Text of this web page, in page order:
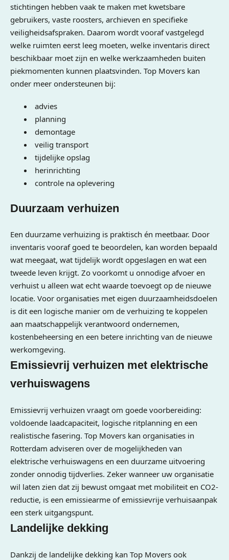
stichtingen hebben vaak te maken met kwetsbare
gebruikers, vaste roosters, archieven en specifieke
veiligheidsafspraken. Daarom wordt vooraf vastgelegd
welke ruimten eerst leeg moeten, welke inventaris direct
beschikbaar moet zijn en welke werkzaamheden buiten
piekmomenten kunnen plaatsvinden. Top Movers kan
onder meer ondersteunen bij:
advies
planning
demontage
veilig transport
tijdelijke opslag
herinrichting
controle na oplevering
Duurzaam verhuizen
Een duurzame verhuizing is praktisch én meetbaar. Door
inventaris vooraf goed te beoordelen, kan worden bepaald
wat meegaat, wat tijdelijk wordt opgeslagen en wat een
tweede leven krijgt. Zo voorkomt u onnodige afvoer en
verhuist u alleen wat echt waarde toevoegt op de nieuwe
locatie. Voor organisaties met eigen duurzaamheidsdoelen
is dit een logische manier om de verhuizing te koppelen
aan maatschappelijk verantwoord ondernemen,
kostenbeheersing en een betere inrichting van de nieuwe
werkomgeving.
Emissievrij verhuizen met elektrische
verhuiswagens
Emissievrij verhuizen vraagt om goede voorbereiding:
voldoende laadcapaciteit, logische ritplanning en een
realistische fasering. Top Movers kan organisaties in
Rotterdam adviseren over de mogelijkheden van
elektrische verhuiswagens en een duurzame uitvoering
zonder onnodig tijdverlies. Zeker wanneer uw organisatie
wil laten zien dat zij bewust omgaat met mobiliteit en CO2-
reductie, is een emissiearme of emissievrije verhuisaanpak
een sterk uitgangspunt.
Landelijke dekking
Dankzij de landelijke dekking kan Top Movers ook